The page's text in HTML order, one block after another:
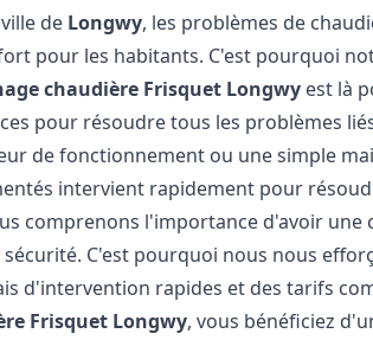
de Longwy, les problèmes de
pour les habitants. C'est pourquoi
chaudière Frisquet Longwy est là
pour résoudre tous les problèmes
de fonctionnement ou une simple
intervient rapidement pour
comprenons l'importance d'avoir
C'est pourquoi nous nous
d'intervention rapides et des tarifs
Frisquet Longwy, vous bénéficiez